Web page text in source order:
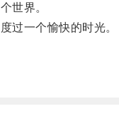
世界。
一个愉快的时光。